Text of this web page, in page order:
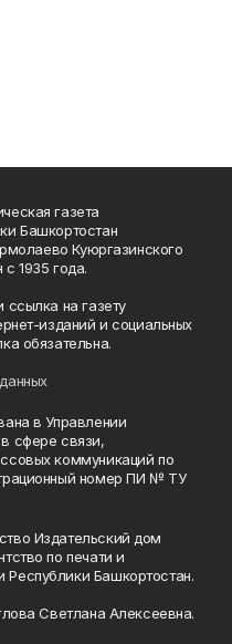
газета
Башкортостан
Куюргазинского
1935 года.
ссылка на газету
изданий и социальных
обязательна.
в Управлении
сфере связи,
коммуникаций по
номер ПИ № ТУ
Издательский дом
по печати и
Башкортостан.
Светлана Алексеевна.